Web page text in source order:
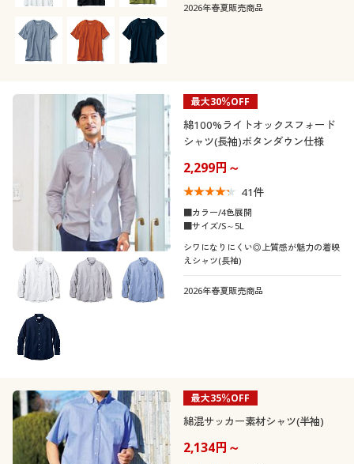
2026年春夏販売商品
最大30％OFF
綿100%ライトオックスフォード
シャツ(長袖)ボタンダウン仕様
2,299円～
41件
■カラー/4色展開
■サイズ/S～5L
シワになりにくい◎上質感が魅力の着映
えシャツ(長袖)
2026年春夏販売商品
最大35％OFF
綿混サッカー素材シャツ(半袖)
2,134円～